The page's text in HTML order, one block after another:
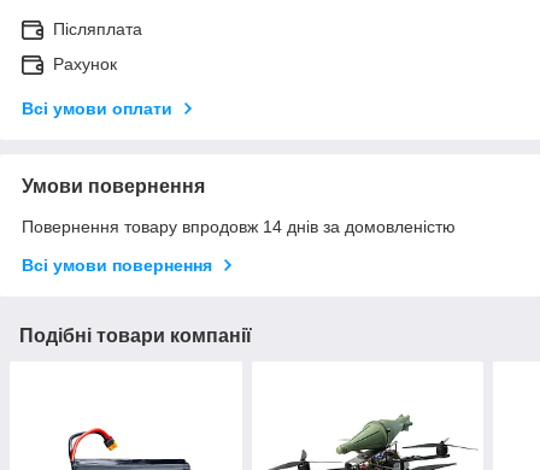
Післяплата
Рахунок
Всі умови оплати
Умови повернення
Повернення товару впродовж 14 днів за домовленістю
Всі умови повернення
Подібні товари компанії